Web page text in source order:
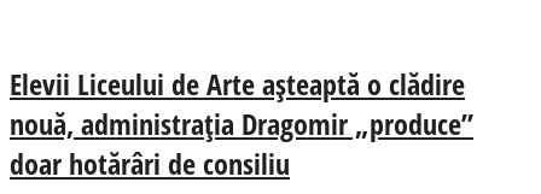
Elevii Liceului de Arte așteaptă o clădire
nouă, administrația Dragomir „produce”
doar hotărâri de consiliu